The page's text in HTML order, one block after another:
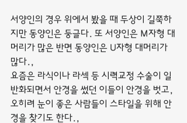
서양인의 경우 위에서 봤을 때 두상이 길쭉하
지만 동양인은 둥글다. 또 서양인은 M자형 대
머리가 많은 반면 동양인은 U자형 대머리가
많다.,
요즘은 라식이나 라섹 등 시력교정 수술이 일
반화되면서 안경을 썼던 이들이 안경을 벗고,
오히려 눈이 좋은 사람들이 스타일을 위해 안
경을 찾기도 한다.,